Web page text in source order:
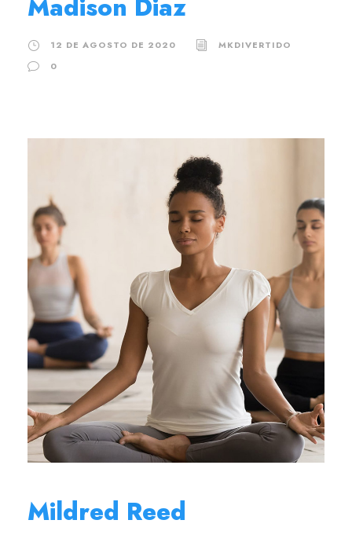
Madison Diaz
12 DE AGOSTO DE 2020
MKDIVERTIDO
0
Mildred Reed